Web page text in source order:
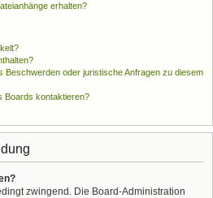
erhalten?
Beschwerden oder juristische Anfragen zu diesem
Boards kontaktieren?
zwingend. Die Board-Administration